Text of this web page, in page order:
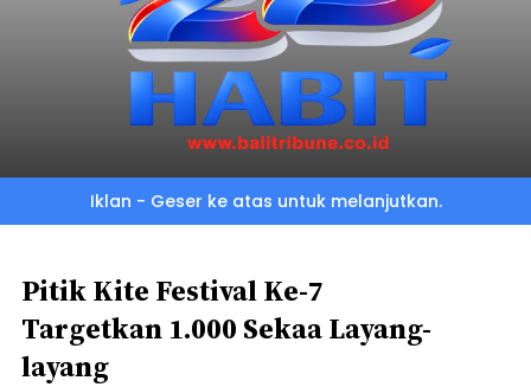
Iklan - Geser ke atas untuk melanjutkan.
Pitik Kite Festival Ke-7
Targetkan 1.000 Sekaa Layang-
layang